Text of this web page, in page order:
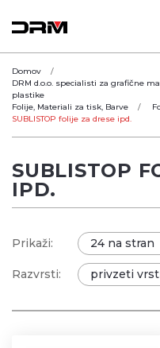
Domov
DRM d.o.o. specialisti za grafične
plastike
Folije, Materiali za tisk, Barve
SUBLISTOP folije za drese ipd.
SUBLISTOP
IPD.
Prikaži:
Razvrsti: